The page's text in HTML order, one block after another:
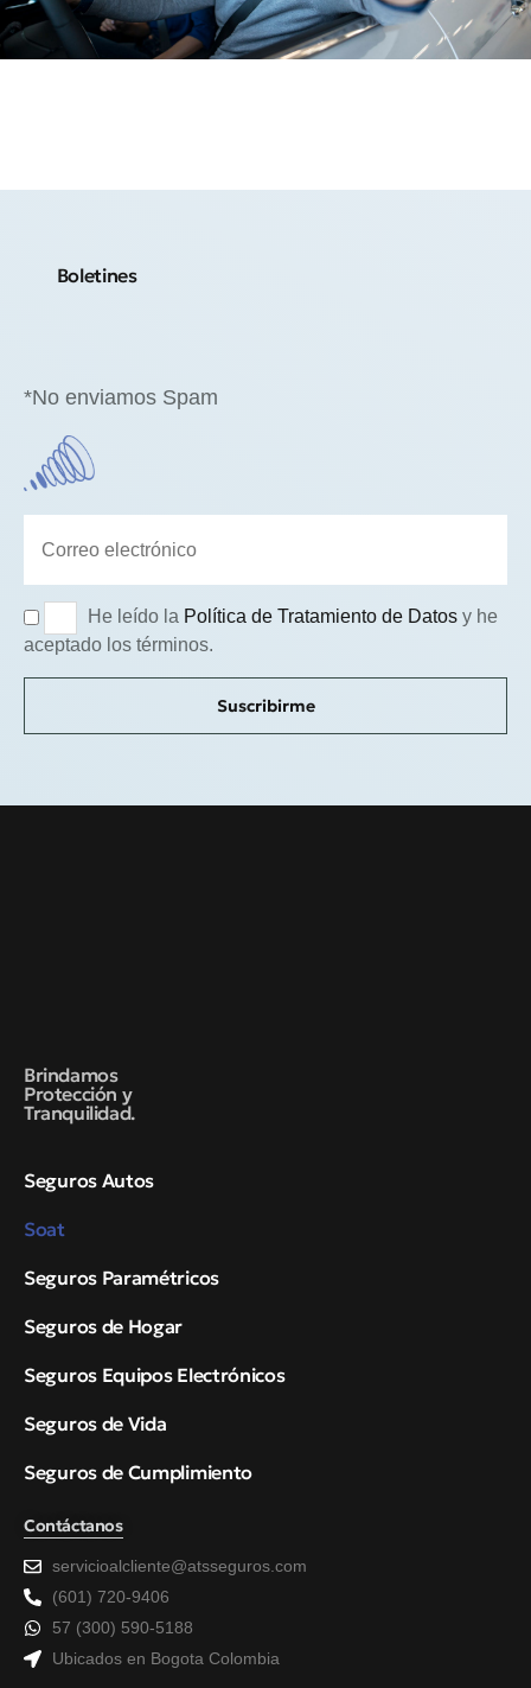
Boletines
*No enviamos Spam
He leído la Política de Tratamiento de Datosy he
aceptado los términos.
Suscribirme
Brindamos
Protección y
Tranquilidad.
Seguros Autos
Soat
Seguros Paramétricos
Seguros de Hogar
Seguros Equipos Electrónicos
Seguros de Vida
Seguros de Cumplimiento
Contáctanos
servicioalcliente@atsseguros.com
(601) 720-9406
57 (300) 590-5188
Ubicados en Bogota Colombia